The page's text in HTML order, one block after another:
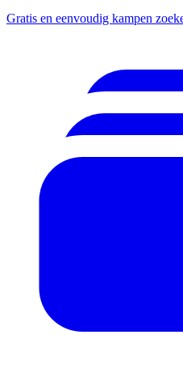
Gratis en eenvoudig kampen